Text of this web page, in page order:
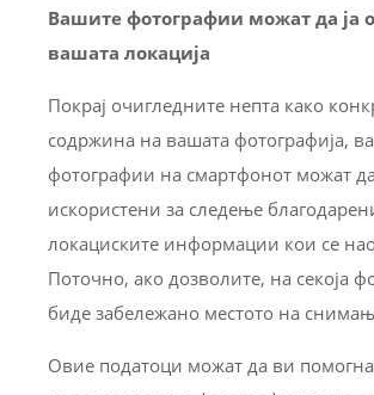
Вашите фотографии можат да ја
вашата локација
Покрај очигледните непта како
содржина на вашата фотографија,
фотографии на смартфонот можат
искористени за следење
локациските информации кои се
Поточно, ако дозволите, на секоја
биде забележано местото на
Овие податоци можат да ви